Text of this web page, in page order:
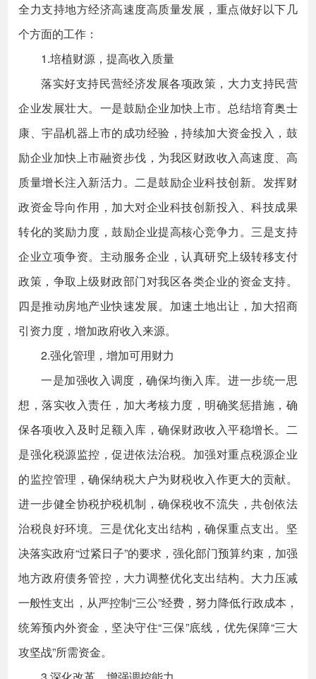
全力支持地方经济高速度高质量发展，重点做好以下几
个方面的工作：
1.培植财源，提高收入质量
落实好支持民营经济发展各项政策，大力支持民营
企业发展壮大。一是鼓励企业加快上市。总结培育奥士
康、宇晶机器上市的成功经验，持续加大资金投入，鼓
励企业加快上市融资步伐，为我区财政收入高速度、高
质量增长注入新活力。二是鼓励企业科技创新。发挥财
政资金导向作用，加大对企业科技创新投入、科技成果
转化的奖励力度，鼓励企业提高核心竞争力。三是支持
企业立项争资。主动服务企业，认真研究上级转移支付
政策，争取上级财政部门对我区各类企业的资金支持。
四是推动房地产业快速发展。加速土地出让，加大招商
引资力度，增加政府收入来源。
2.强化管理，增加可用财力
一是加强收入调度，确保均衡入库。进一步统一思
想，落实收入责任，加大考核力度，明确奖惩措施，确
保各项收入及时足额入库，确保财政收入平稳增长。二
是强化税源监控，促进依法治税。加强对重点税源企业
的监控管理，确保纳税大户为财税收入作更大的贡献。
进一步健全协税护税机制，确保税收不流失，共创依法
治税良好环境。三是优化支出结构，确保重点支出。坚
决落实政府“过紧日子”的要求，强化部门预算约束，加强
地方政府债务管控，大力调整优化支出结构。大力压减
一般性支出，从严控制“三公”经费，努力降低行政成本，
统筹预内外资金，坚决守住“三保”底线，优先保障“三大
攻坚战”所需资金。